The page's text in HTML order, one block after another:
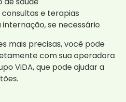
e terapias
se necessário
mais precisas, você pode
com sua operadora
ViDA, que pode ajudar a